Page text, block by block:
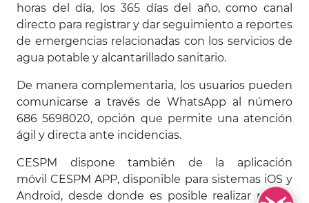
horas del día, los 365 días del año, como canal
directo para registrar y dar seguimiento a reportes
de emergencias relacionadas con los servicios de
agua potable y alcantarillado sanitario.
De manera complementaria, los usuarios pueden
comunicarse a través de WhatsApp al número
686 5698020, opción que permite una atención
ágil y directa ante incidencias.
CESPM dispone también de la aplicación
móvil CESPM APP, disponible para sistemas iOS y
Android, desde donde es posible realizar pagos,